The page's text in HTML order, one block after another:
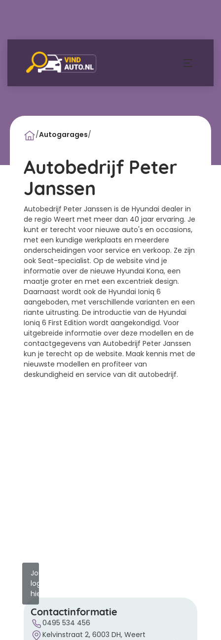
/Autogarages/
Autobedrijf Peter
Janssen
Autobedrijf Peter Janssen is de Hyundai dealer in
de regio Weert met meer dan 40 jaar ervaring. Je
kunt er terecht voor nieuwe auto's en occasions,
met een kundige werkplaats en meerdere
onderscheidingen voor service en verkoop. Ze zijn
ook Seat-specialist. Op de website vind je
informatie over de nieuwe Hyundai Kona, een
maatje groter en met een excentriek design.
Daarnaast wordt ook de Hyundai Ioniq 6
aangeboden, met verschillende varianten en een
riante uitrusting. De introductie van de Hyundai
Ioniq 6 First Edition wordt aangekondigd. Voor
uitgebreide informatie over deze modellen en de
contactgegevens van Autobedrijf Peter Janssen
kun je terecht op de website. Maak kennis met de
nieuwste modellen en profiteer van
deskundigheid en service van dit autobedrijf.
Jouw
logo
hier?
Contactinformatie
0495 534 456
Kelvinstraat 2, 6003 DH, Weert